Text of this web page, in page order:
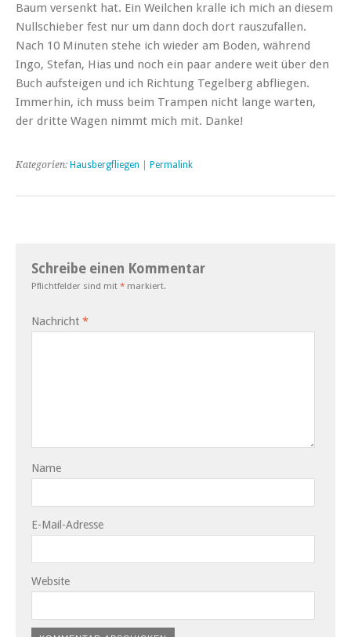
Baum versenkt hat. Ein Weilchen kralle ich mich an diesem
Nullschieber fest nur um dann doch dort rauszufallen.
Nach 10 Minuten stehe ich wieder am Boden, während
Ingo, Stefan, Hias und noch ein paar andere weit über den
Buch aufsteigen und ich Richtung Tegelberg abfliegen.
Immerhin, ich muss beim Trampen nicht lange warten,
der dritte Wagen nimmt mich mit. Danke!
Kategorien: Hausbergfliegen Permalink
Schreibe einen Kommentar
Pflichtfelder sind mit * markiert.
Nachricht *
Name
E-Mail-Adresse
Website